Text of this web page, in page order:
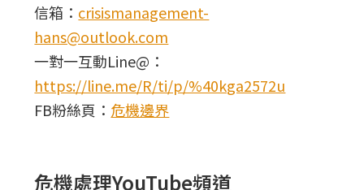
信箱： crisismanagement-
hans@outlook.com
一對一互動Line@：
https://line.me/R/ti/p/%40kga2572u
FB粉絲頁： 危機邊界
危機處理YouTube頻道